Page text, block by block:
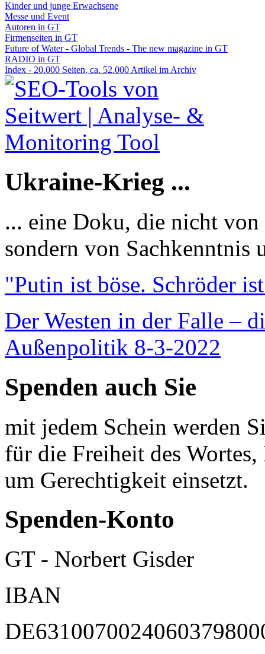
Kinder und junge Erwachsene
Messe und Event
Autoren in GT
Firmenseiten in GT
Future of Water - Global Trends - The new magazine in GT
RADIO in GT
Index - 20.000 Seiten, ca. 52.000 Artikel im Archiv
Ukraine-Krieg ...
... eine Doku, die nicht
sondern von Sachkenntnis
"Putin ist böse. Schröder
Der Westen in der Falle –
Außenpolitik 8-3-2022
Spenden auch Sie
mit jedem Schein werden
für die Freiheit des
um Gerechtigkeit einsetzt.
Spenden-Konto
GT - Norbert Gisder
IBAN